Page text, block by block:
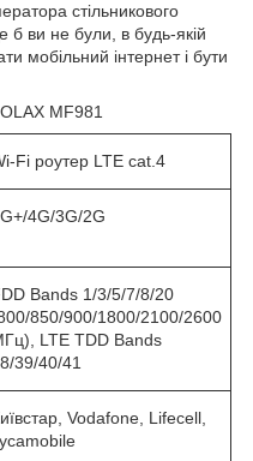
стільникового
б ви не були, в будь-якій
мобільний інтернет і бути
MF981
Fi роутер LTE cat.4
4G/3G/2G
Bands 1/3/5/7/8/20
850/900/1800/2100/2600
LTE TDD Bands
39/40/41
Vodafone, Lifecell,